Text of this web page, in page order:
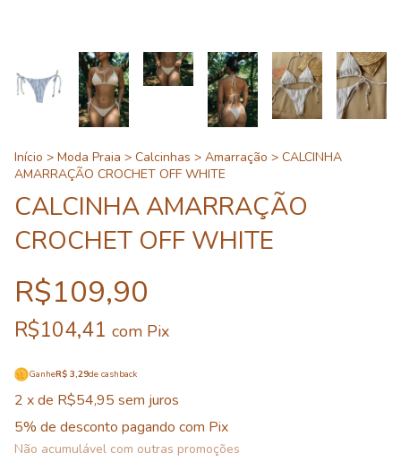
Início > Moda Praia > Calcinhas > Amarração > CALCINHA
AMARRAÇÃO CROCHET OFF WHITE
CALCINHA AMARRAÇÃO
CROCHET OFF WHITE
R$109,90
R$104,41 com Pix
GanheR$ 3,29de cashback
2 x de R$54,95 sem juros
5% de desconto pagando com Pix
Não acumulável com outras promoções